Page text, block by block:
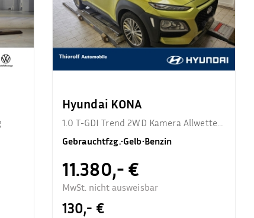
Hyundai KONA
1.0 T-GDI Trend 2WD Kamera Allwetter
Sitzhzg.
Gebrauchtfzg.•Gelb•Benzin
11.380,- €
MwSt. nicht ausweisbar
130,- €